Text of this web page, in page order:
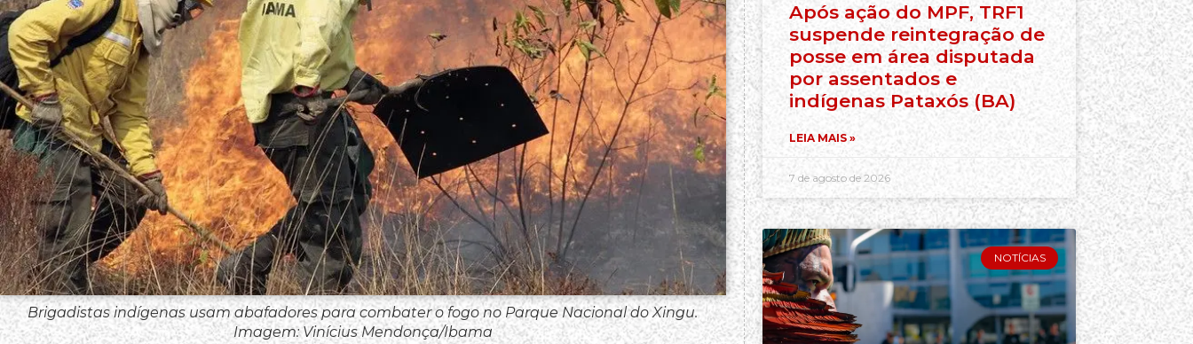
Brigadistas indígenas usam abafadores para combater o fogo no Parque Nacional do Xingu.
Imagem: Vinícius Mendonça/Ibama
Após ação do MPF, TRF1
suspende reintegração de
posse em área disputada
por assentados e
indígenas Pataxós (BA)
LEIA MAIS »
7 de agosto de 2026
NOTÍCIAS